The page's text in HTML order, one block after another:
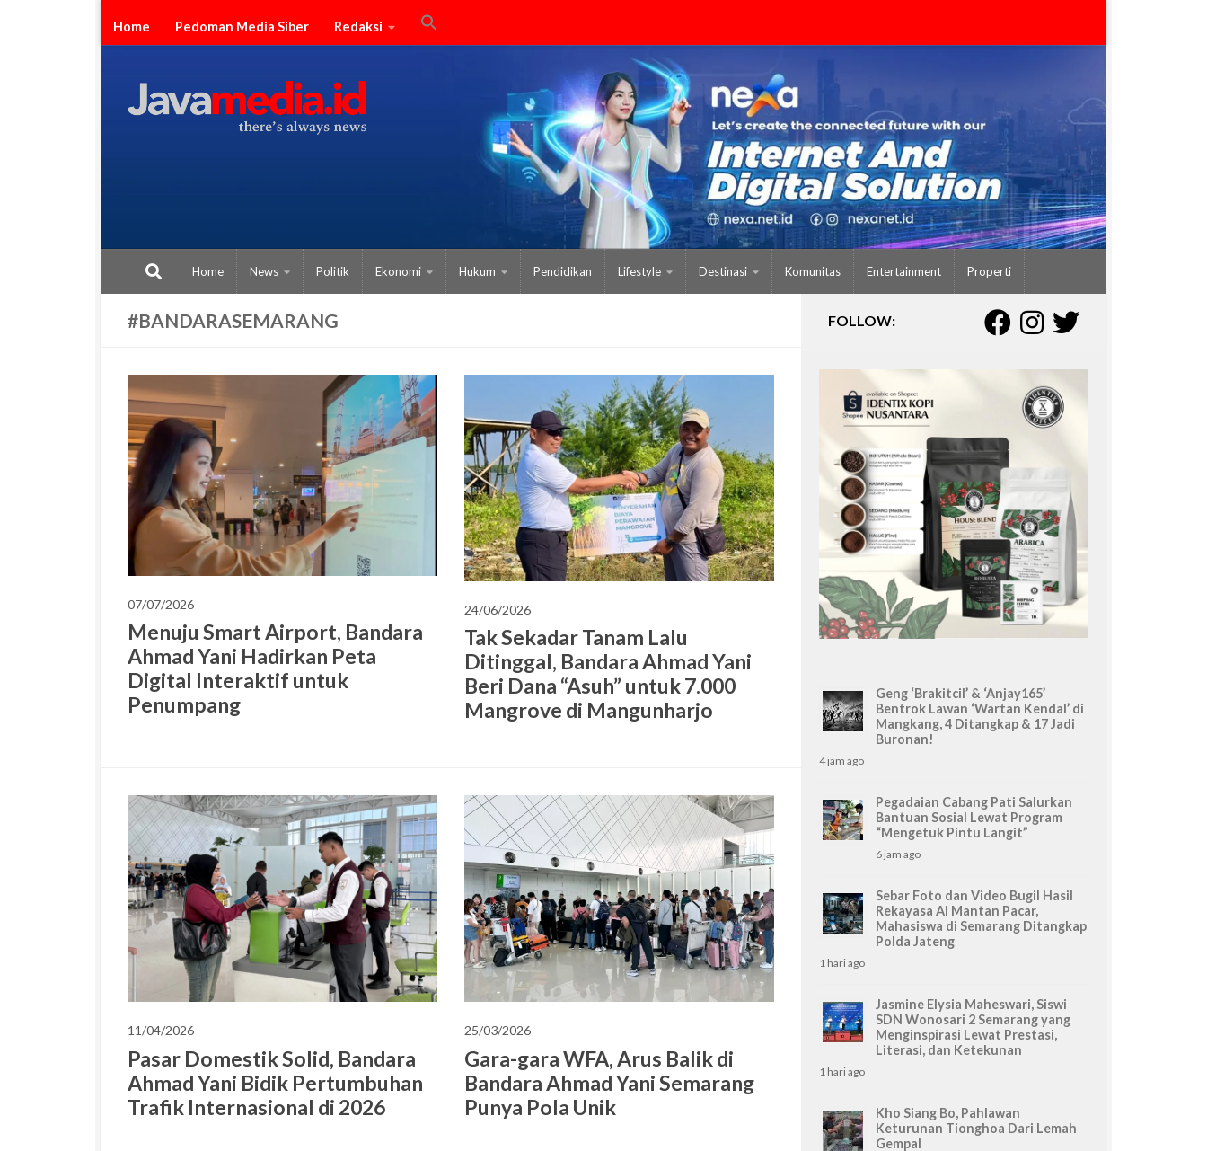
Skip to content
Home Pedoman Media Siber Redaksi
Home News Politik Ekonomi Hukum Pendidikan Lifestyle Destinasi Komunitas Entertainment Properti
#BANDARASEMARANG
07/07/2026
Menuju Smart Airport, Bandara
Ahmad Yani Hadirkan Peta
Digital Interaktif untuk
Penumpang
24/06/2026
Tak Sekadar Tanam Lalu
Ditinggal, Bandara Ahmad Yani
Beri Dana “Asuh” untuk 7.000
Mangrove di Mangunharjo
11/04/2026
Pasar Domestik Solid, Bandara
Ahmad Yani Bidik Pertumbuhan
Trafik Internasional di 2026
25/03/2026
Gara-gara WFA, Arus Balik di
Bandara Ahmad Yani Semarang
Punya Pola Unik
FOLLOW:
Geng ‘Brakitcil’ & ‘Anjay165’
Bentrok Lawan ‘Wartan Kendal’ di
Mangkang, 4 Ditangkap & 17 Jadi
Buronan!
4 jam ago
Pegadaian Cabang Pati Salurkan
Bantuan Sosial Lewat Program
“Mengetuk Pintu Langit”
6 jam ago
Sebar Foto dan Video Bugil Hasil
Rekayasa AI Mantan Pacar,
Mahasiswa di Semarang Ditangkap
Polda Jateng
1 hari ago
Jasmine Elysia Maheswari, Siswi
SDN Wonosari 2 Semarang yang
Menginspirasi Lewat Prestasi,
Literasi, dan Ketekunan
1 hari ago
Kho Siang Bo, Pahlawan
Keturunan Tionghoa Dari Lemah
Gempal